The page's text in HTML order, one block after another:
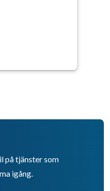
på tjänster som
igång.